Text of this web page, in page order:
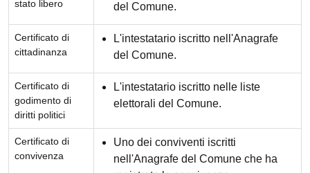
stato libero
del Comune.
Certificato di
cittadinanza
L'intestatario iscritto nell'Anagrafe
del Comune.
Certificato di
godimento di
diritti politici
L'intestatario iscritto nelle liste
elettorali del Comune.
Certificato di
convivenza
Uno dei conviventi iscritti
nell'Anagrafe del Comune che ha